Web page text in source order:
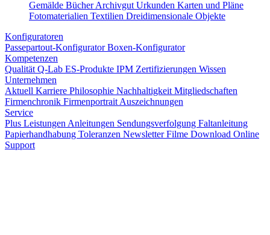
Gemälde BücherArchivgut Urkunden Karten und Pläne
Fotomaterialien Textilien Dreidimensionale Objekte
Konfiguratoren
Passepartout-KonfiguratorBoxen-Konfigurator
Kompetenzen
Qualität Q-Lab ES-Produkte IPM Zertifizierungen Wissen
Unternehmen
Aktuell Karriere Philosophie Nachhaltigkeit Mitgliedschaften
Firmenchronik Firmenportrait Auszeichnungen
Service
Plus Leistungen Anleitungen Sendungsverfolgung Faltanleitung
Papierhandhabung Toleranzen NewsletterFilme Download Online
Support